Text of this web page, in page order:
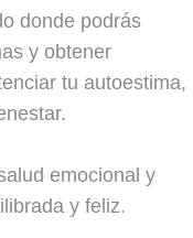
donde podrás
y obtener
tu autoestima,
emocional y
y feliz.